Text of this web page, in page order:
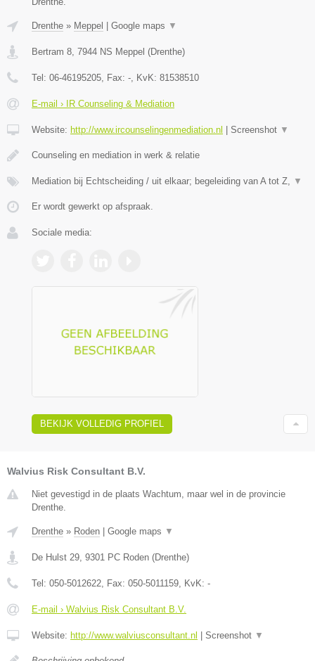
Drenthe » Meppel Google maps ▼
Bertram 8 7944 NS Meppel (Drenthe)
Tel: 06-46195205 , Fax: - , KvK: 81538510
E-mail › IR Counseling & Mediation
Website: http://www.ircounselingenmediation.nl Screenshot ▼
Counseling en mediation in werk & relatie
Mediation bij Echtscheiding / uit elkaar; begeleiding van A tot Z, ▼
Er wordt gewerkt op afspraak.
Sociale media:
BEKIJK VOLLEDIG PROFIEL
Walvius Risk Consultant B.V.
Niet gevestigd in de plaats Wachtum, maar wel in de provincie
Drenthe.
Drenthe » Roden Google maps ▼
De Hulst 29, 9301 PC Roden (Drenthe)
Tel: 050-5012622, Fax: 050-5011159, KvK: -
E-mail › Walvius Risk Consultant B.V.
Website: http://www.walviusconsultant.nl Screenshot ▼